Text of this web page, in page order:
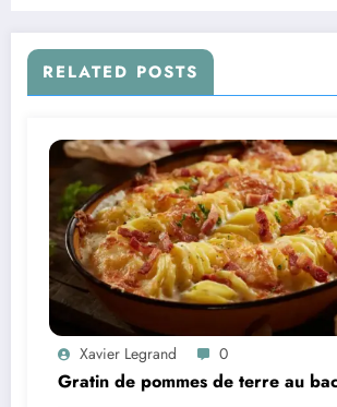
RELATED POSTS
Xavier Legrand 0
Gratin de pommes de terre au